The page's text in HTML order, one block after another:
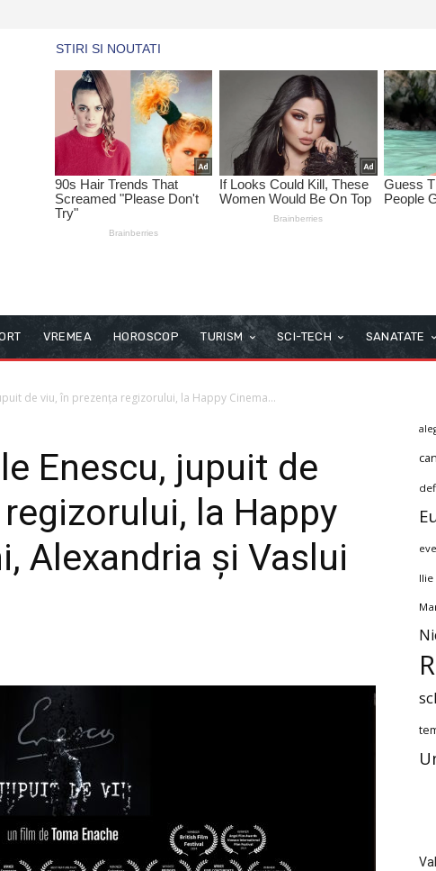
VREMEA HOROSCOP TURISM SCI-TECH SANATATE
de viu, în prezența regizorului, la Happy Cinema...
Enescu, jupuit de
la Happy
Alexandria și Vaslui